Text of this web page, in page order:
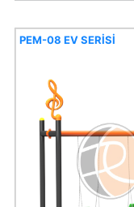
PEM-08 EV SERİSİ